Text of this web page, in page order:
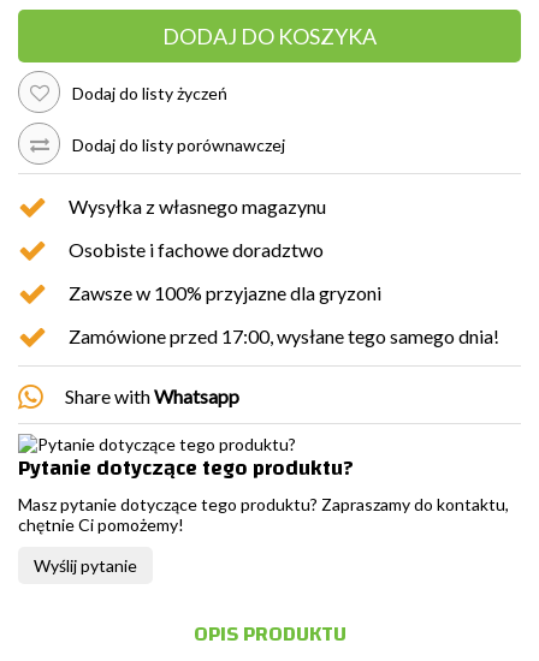
DODAJ DO KOSZYKA
Dodaj do listy życzeń
Dodaj do listy porównawczej
Wysyłka z własnego magazynu
Osobiste i fachowe doradztwo
Zawsze w 100% przyjazne dla gryzoni
Zamówione przed 17:00, wysłane tego samego dnia!
Share withWhatsapp
Pytanie dotyczące tego produktu?
Masz pytanie dotyczące tego produktu? Zapraszamy do kontaktu,
chętnie Ci pomożemy!
Wyślij pytanie
OPIS PRODUKTU